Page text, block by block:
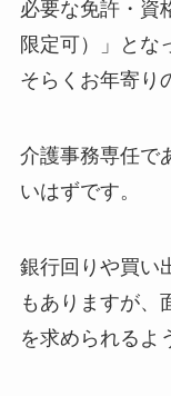
必要な免許・資
限定可）」とな
そらくお年寄り
介護事務専任で
いはずです。
銀行回りや買い
もありますが、
を求められるよ